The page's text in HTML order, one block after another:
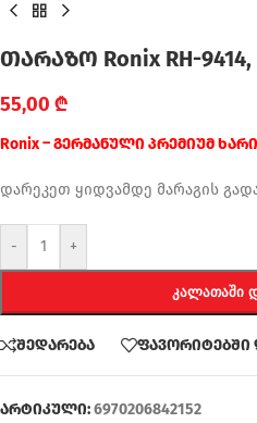
თარაზო Ronix RH-9414,
55,00 ₾
Ronix – გერმანული პრემიუმ
დარეკეთ ყიდვამდე მარაგის
- +
ᲙᲐᲚᲐᲗᲐᲨᲘ
შედარება ფავორიტებში
არტიკული:6970206842152